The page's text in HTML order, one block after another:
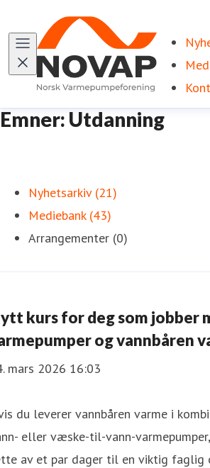
Emner: Utdanning
Nyhetsarkiv (21)
Mediebank (43)
Arrangementer (0)
kurs for deg som jobber
og vannbåren
mars 2026 16:03
du leverer vannbåren varme i
eller væske-til-vann-
av et par dager til en viktig faglig